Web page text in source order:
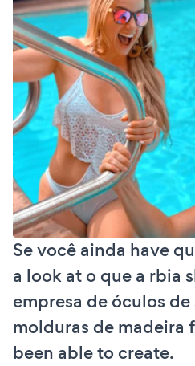
Se você ainda have
a look at o que a rbia
empresa de óculos
molduras de madeira
been able to create.